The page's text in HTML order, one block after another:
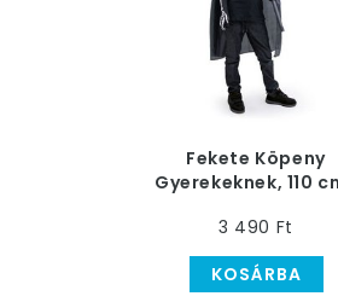
Fekete Köpeny
Gyerekeknek, 110
3 490 Ft
KOSÁRBA